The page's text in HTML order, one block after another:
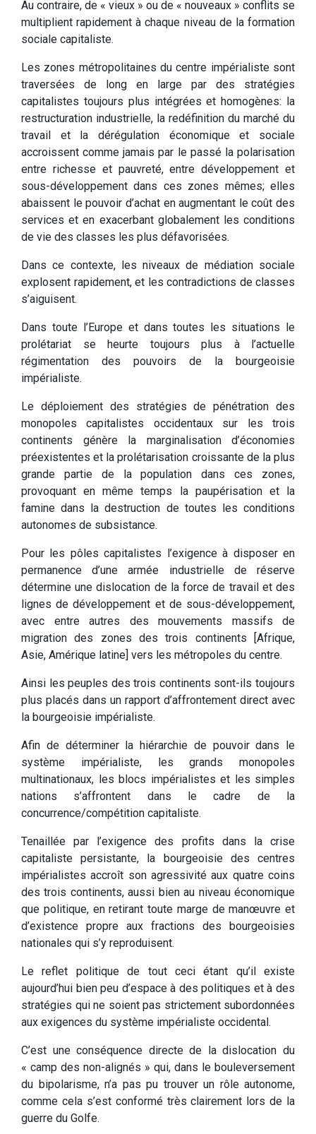
Au contraire, de « vieux » ou de « nouveaux » conflits se
multiplient rapidement à chaque niveau de la formation
sociale capitaliste.
Les zones métropolitaines du centre impérialiste sont
traversées de long en large par des stratégies
capitalistes toujours plus intégrées et homogènes: la
restructuration industrielle, la redéfinition du marché du
travail et la dérégulation économique et sociale
accroissent comme jamais par le passé la polarisation
entre richesse et pauvreté, entre développement et
sous-développement dans ces zones mêmes; elles
abaissent le pouvoir d’achat en augmentant le coût des
services et en exacerbant globalement les conditions
de vie des classes les plus défavorisées.
Dans ce contexte, les niveaux de médiation sociale
explosent rapidement, et les contradictions de classes
s’aiguisent.
Dans toute l’Europe et dans toutes les situations le
prolétariat se heurte toujours plus à l’actuelle
régimentation des pouvoirs de la bourgeoisie
impérialiste.
Le déploiement des stratégies de pénétration des
monopoles capitalistes occidentaux sur les trois
continents génère la marginalisation d’économies
préexistentes et la prolétarisation croissante de la plus
grande partie de la population dans ces zones,
provoquant en même temps la paupérisation et la
famine dans la destruction de toutes les conditions
autonomes de subsistance.
Pour les pôles capitalistes l’exigence à disposer en
permanence d’une armée industrielle de réserve
détermine une dislocation de la force de travail et des
lignes de développement et de sous-développement,
avec entre autres des mouvements massifs de
migration des zones des trois continents [Afrique,
Asie, Amérique latine] vers les métropoles du centre.
Ainsi les peuples des trois continents sont-ils toujours
plus placés dans un rapport d’affrontement direct avec
la bourgeoisie impérialiste.
Afin de déterminer la hiérarchie de pouvoir dans le
système impérialiste, les grands monopoles
multinationaux, les blocs impérialistes et les simples
nations s’affrontent dans le cadre de la
concurrence/compétition capitaliste.
Tenaillée par l’exigence des profits dans la crise
capitaliste persistante, la bourgeoisie des centres
impérialistes accroît son agressivité aux quatre coins
des trois continents, aussi bien au niveau économique
que politique, en retirant toute marge de manœuvre et
d’existence propre aux fractions des bourgeoisies
nationales qui s’y reproduisent.
Le reflet politique de tout ceci étant qu’il existe
aujourd’hui bien peu d’espace à des politiques et à des
stratégies qui ne soient pas strictement subordonnées
aux exigences du système impérialiste occidental.
C’est une conséquence directe de la dislocation du
« camp des non-alignés » qui, dans le bouleversement
du bipolarisme, n’a pas pu trouver un rôle autonome,
comme cela s’est conformé très clairement lors de la
guerre du Golfe.